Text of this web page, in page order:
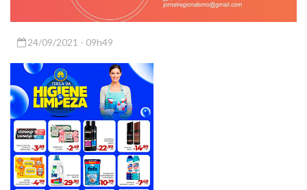
24/09/2021 - 09h49